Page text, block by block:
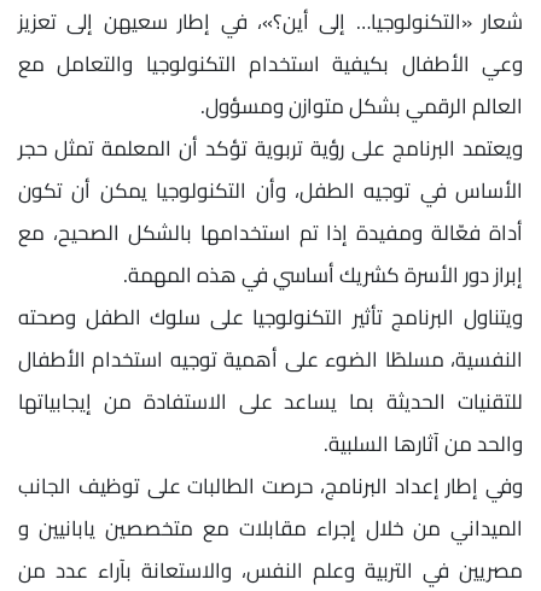
شعار «التكنولوجيا… إلى أين؟»، في إطار سعيهن إلى تعزيز
وعي الأطفال بكيفية استخدام التكنولوجيا والتعامل مع
العالم الرقمي بشكل متوازن ومسؤول.
ويعتمد البرنامج على رؤية تربوية تؤكد أن المعلمة تمثل حجر
الأساس في توجيه الطفل، وأن التكنولوجيا يمكن أن تكون
أداة فعّالة ومفيدة إذا تم استخدامها بالشكل الصحيح، مع
إبراز دور الأسرة كشريك أساسي في هذه المهمة.
ويتناول البرنامج تأثير التكنولوجيا على سلوك الطفل وصحته
النفسية، مسلطًا الضوء على أهمية توجيه استخدام الأطفال
للتقنيات الحديثة بما يساعد على الاستفادة من إيجابياتها
والحد من آثارها السلبية.
وفي إطار إعداد البرنامج، حرصت الطالبات على توظيف الجانب
الميداني من خلال إجراء مقابلات مع متخصصين يابانيين و
مصريين في التربية وعلم النفس، والاستعانة بآراء عدد من